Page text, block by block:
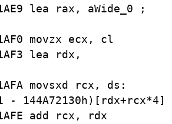
lea rax, aWide_ 0 ;
movzx ecx,
cl
lea
rdx,
movsxd rcx,
ds:
- 144A72130h)[rdx+rcx*4]
add rcx,
rdx